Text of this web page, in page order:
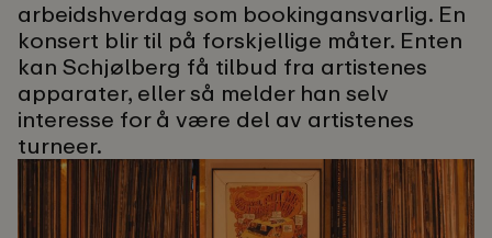
arbeidshverdag som bookingansvarlig. En
konsert blir til på forskjellige måter. Enten
kan Schjølberg få tilbud fra artistenes
apparater, eller så melder han selv
interesse for å være del av artistenes
turneer.